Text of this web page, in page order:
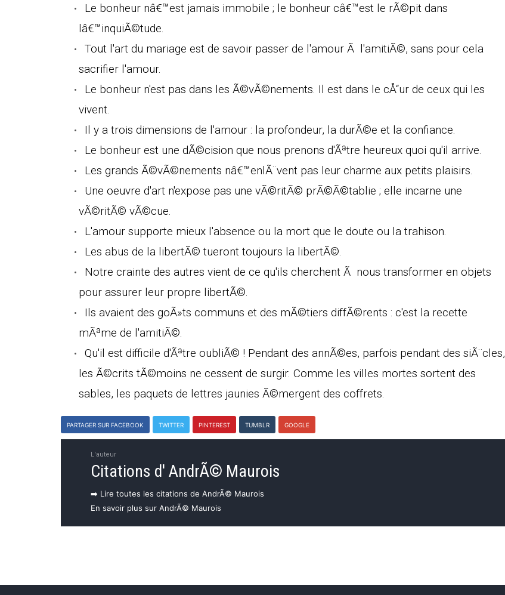
Le bonheur nâ€™est jamais immobile ; le bonheur câ€™est le rÃ©pit dans
lâ€™inquiÃ©tude.
Tout l'art du mariage est de savoir passer de l'amour Ã l'amitiÃ©, sans pour cela
sacrifier l'amour.
Le bonheur n'est pas dans les Ã©vÃ©nements. Il est dans le cÅ“ur de ceux qui les
vivent.
Il y a trois dimensions de l'amour : la profondeur, la durÃ©e et la confiance.
Le bonheur est une dÃ©cision que nous prenons d'Ãªtre heureux quoi qu'il arrive.
Les grands Ã©vÃ©nements nâ€™enlÃ¨vent pas leur charme aux petits plaisirs.
Une oeuvre d'art n'expose pas une vÃ©ritÃ© prÃ©Ã©tablie ; elle incarne une
vÃ©ritÃ© vÃ©cue.
L'amour supporte mieux l'absence ou la mort que le doute ou la trahison.
Les abus de la libertÃ© tueront toujours la libertÃ©.
Notre crainte des autres vient de ce qu'ils cherchent Ã nous transformer en objets
pour assurer leur propre libertÃ©.
Ils avaient des goÃ»ts communs et des mÃ©tiers diffÃ©rents : c'est la recette
mÃªme de l'amitiÃ©.
Qu'il est difficile d'Ãªtre oubliÃ© ! Pendant des annÃ©es, parfois pendant des siÃ¨cles,
les Ã©crits tÃ©moins ne cessent de surgir. Comme les villes mortes sortent des
sables, les paquets de lettres jaunies Ã©mergent des coffrets.
PARTAGER SUR FACEBOOK TWITTER PINTEREST TUMBLR GOOGLE
L'auteur
Citations d' AndrÃ© Maurois
➡️ Lire toutes les citations de AndrÃ© Maurois
En savoir plus sur AndrÃ© Maurois